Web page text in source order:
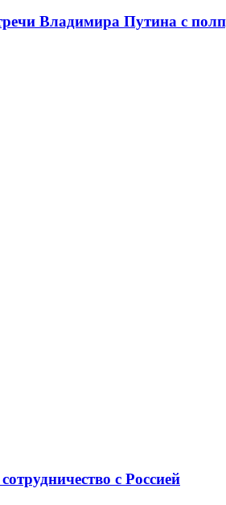
Владимира Путина с
с Россией